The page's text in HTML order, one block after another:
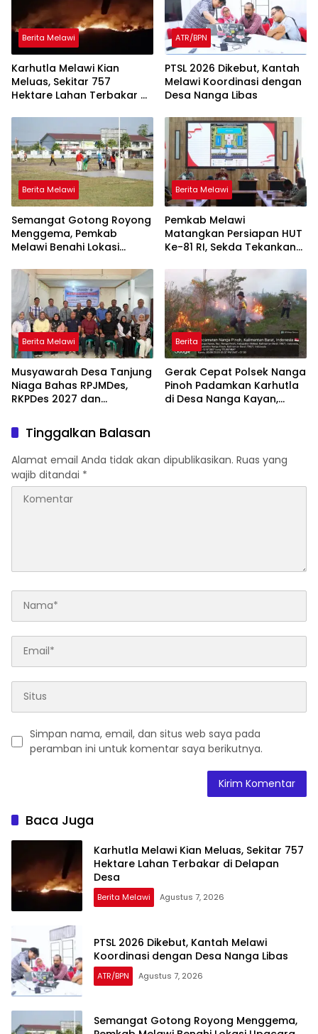
Berita Melawi
Karhutla Melawi Kian
Meluas, Sekitar 757
Hektare Lahan Terbakar di
ATR/BPN
PTSL 2026 Dikebut, Kantah
Melawi Koordinasi dengan
Desa Nanga Libas
Berita Melawi
Semangat Gotong Royong
Menggema, Pemkab
Melawi Benahi Lokasi
Berita Melawi
Pemkab Melawi
Matangkan Persiapan HUT
Ke-81 RI, Sekda Tekankan
Jawab Panitia
Berita Melawi
Musyawarah Desa Tanjung
Niaga Bahas RPJMDes,
RKPDes 2027 dan
Stunting
Berita
Gerak Cepat Polsek Nanga
Pinoh Padamkan Karhutla
di Desa Nanga Kayan,
Tinggalkan Balasan
Alamat email Anda tidak akan dipublikasikan. Ruas yang
wajib ditandai *
Simpan nama, email, dan situs web saya pada
peramban ini untuk komentar saya berikutnya.
Baca Juga
Karhutla Melawi Kian Meluas, Sekitar 757
Hektare Lahan Terbakar di Delapan
Desa
Berita Melawi Agustus 7, 2026
PTSL 2026 Dikebut, Kantah Melawi
Koordinasi dengan Desa Nanga Libas
ATR/BPN Agustus 7, 2026
Semangat Gotong Royong Menggema,